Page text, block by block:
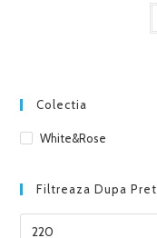
Colectia
White&Rose
Filtreaza Dupa Pret